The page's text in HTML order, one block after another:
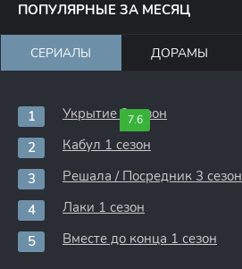
ПОПУЛЯРНЫЕ ЗА МЕСЯЦ
СЕРИАЛЫ ДОРАМЫ
7.6
Укрытие 3 сезон
Кабул 1 сезон
Решала / Посредник 3 сезон
Лаки 1 сезон
Вместе до конца 1 сезон